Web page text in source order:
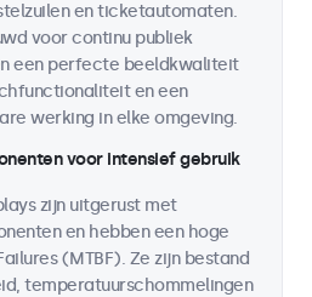
en ticketautomaten.
voor continu publiek
een perfecte beeldkwaliteit
en een
werking in elke omgeving.
voor intensief gebruik
zijn uitgerust met
en hebben een hoge
(MTBF). Ze zijn bestand
temperatuurschommelingen